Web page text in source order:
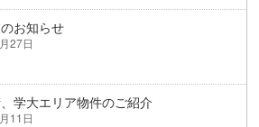
お知らせ
27日
学大エリア物件のご紹介
11日